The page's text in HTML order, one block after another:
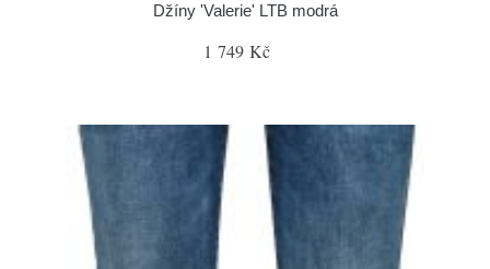
Džíny 'Valerie' LTB modrá
1 749 Kč